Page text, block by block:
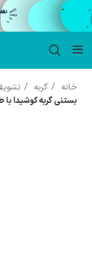
خانه گربه
بستنی گربه کوشیدا با